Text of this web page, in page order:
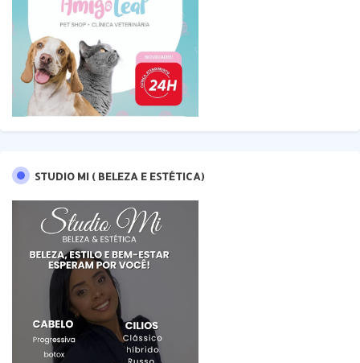
STUDIO MI ( BELEZA E ESTÉTICA)